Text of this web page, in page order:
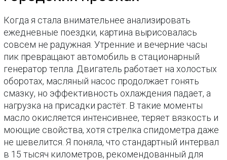
Когда я стала внимательнее анализировать
ежедневные поездки, картина вырисовалась
совсем не радужная. Утренние и вечерние часы
пик превращают автомобиль в стационарный
генератор тепла. Двигатель работает на холостых
оборотах, масляный насос продолжает гонять
смазку, но эффективность охлаждения падает, а
нагрузка на присадки растёт. В такие моменты
масло окисляется интенсивнее, теряет вязкость и
моющие свойства, хотя стрелка спидометра даже
не шевелится. Я поняла, что стандартный интервал
в 15 тысяч километров, рекомендованный для